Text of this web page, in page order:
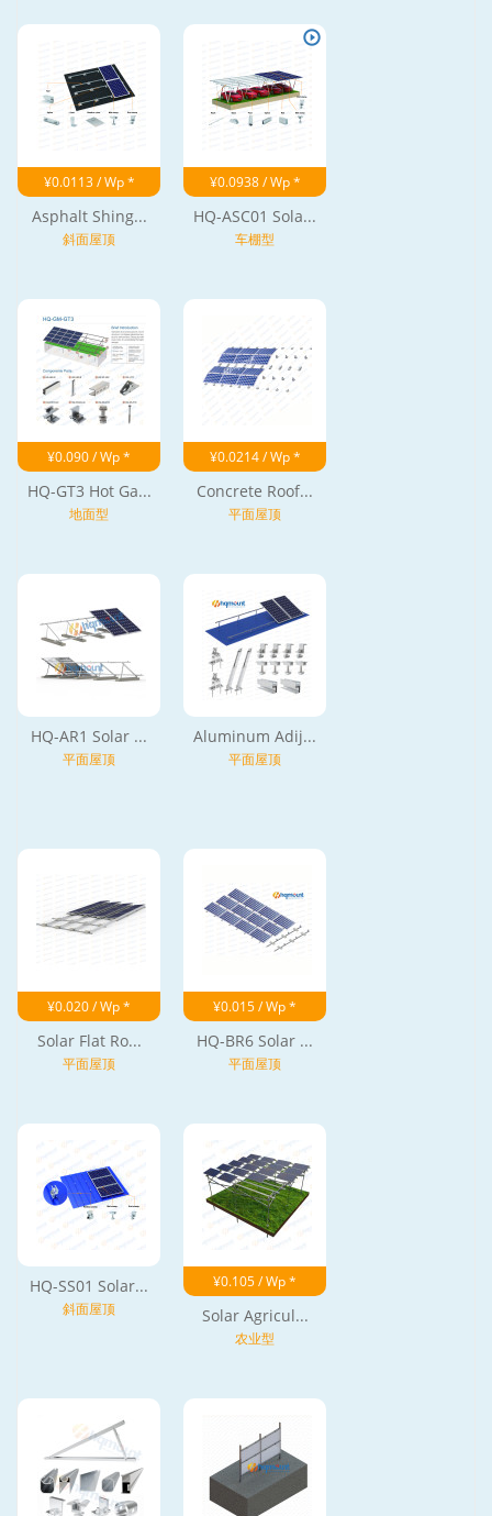
¥0.0113 / Wp *
Asphalt Shing...
斜面屋顶
¥0.0938 / Wp *
HQ-ASC01 Sola...
车棚型
¥0.090 / Wp *
HQ-GT3 Hot Ga...
地面型
¥0.0214 / Wp *
Concrete Roof...
平面屋顶
HQ-AR1 Solar ...
平面屋顶
Aluminum Adij...
平面屋顶
¥0.020 / Wp *
Solar Flat Ro...
平面屋顶
¥0.015 / Wp *
HQ-BR6 Solar ...
平面屋顶
HQ-SS01 Solar...
斜面屋顶
¥0.105 / Wp *
Solar Agricul...
农业型